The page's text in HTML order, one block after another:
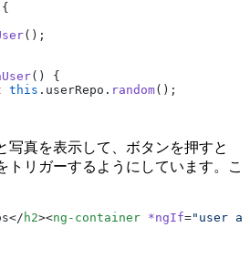
();
() {
this .userRepo. random();
写真を表示して、ボタンを押すと
トリガーするようにしています。こ
h2><ng-container *ngIf="user